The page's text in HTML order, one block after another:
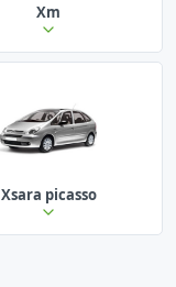
Xm
Xsara picasso